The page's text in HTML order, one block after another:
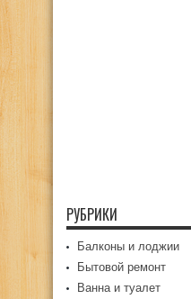
РУБРИКИ
Балконы и лоджии
Бытовой ремонт
Ванна и туалет